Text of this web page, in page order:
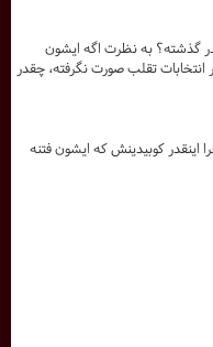
گذشته؟ به نظرت اگه ایشون
تقلب صورت نگرفته، چقدر
اینقدر کوبیدینش که ایشون فتنه